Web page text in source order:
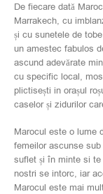
De fiecare dată
Marrakech, cu
și cu sunetele de
un amestec fabulos
ascund adevărate
cu specific local,
plictisești in orașul
caselor și zidurilor
Marocul este o lume
femeilor ascunse
suflet și în minte si
nostri se intorc, iar
Marocul este mai